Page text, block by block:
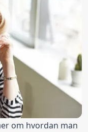
om hvordan man